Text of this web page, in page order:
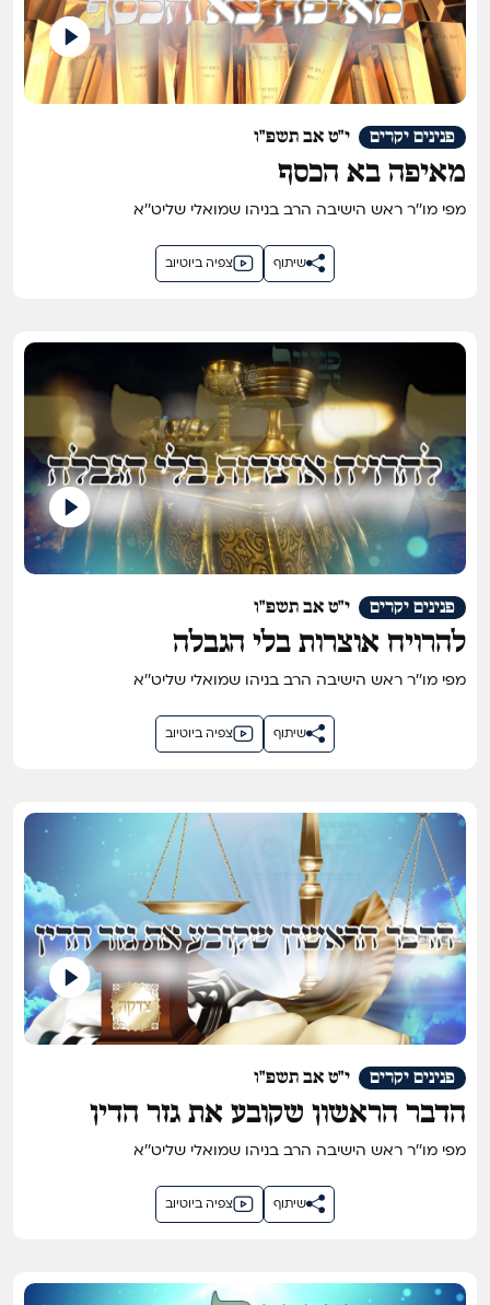
י"ט אב תשפ"ו פנינים יקרים
מאיפה בא הכסף
מפי מו''ר ראש הישיבה הרב בניהו שמואלי שליט''א
צפיה ביוטיוב שיתוף
י"ט אב תשפ"ו פנינים יקרים
להרויח אוצרות בלי הגבלה
מפי מו''ר ראש הישיבה הרב בניהו שמואלי שליט''א
צפיה ביוטיוב שיתוף
י"ט אב תשפ"ו פנינים יקרים
הדבר הראשון שקובע את גזר הדין
מפי מו''ר ראש הישיבה הרב בניהו שמואלי שליט''א
צפיה ביוטיוב שיתוף